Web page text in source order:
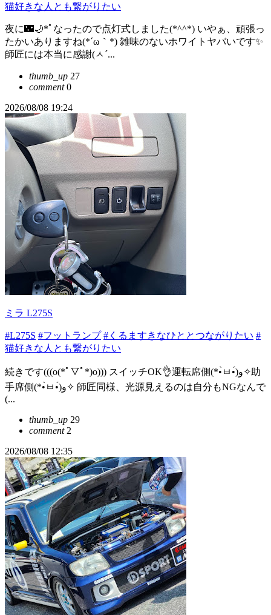
猫好きな人とも繋がりたい
夜に🌃🌙*ﾟなったので点灯式しました(*^^*) いやぁ、頑張っ
たかいありますね(*´ω｀*) 雑味のないホワイトヤバいです✨️
師匠には本当に感謝(ㅅ´...
thumb_up 27
comment0
2026/08/08 19:24
ミラ L275S
#L275S #フットランプ #くるますきなひととつながりたい #
猫好きな人とも繋がりたい
続きです(((o(*ﾟ▽ﾟ*)o))) スイッチOK👌運転席側(*•̀ㅂ•́)و✧助
手席側(*•̀ㅂ•́)و✧ 師匠同様、光源見えるのは自分もNGなんで
(...
thumb_up 29
comment2
2026/08/08 12:35